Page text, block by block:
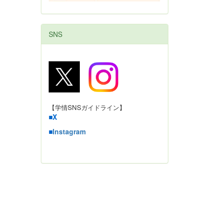
SNS
【学情SNSガイドライン】
■X
■Instagram